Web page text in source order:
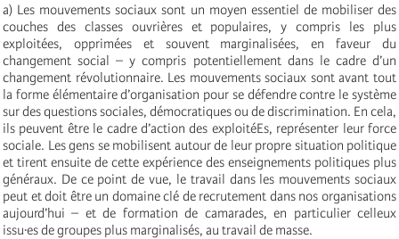
a) Les mouvements sociaux sont un moyen essentiel de mobiliser des
couches des classes ouvrières et populaires, y compris les plus
exploitées, opprimées et souvent marginalisées, en faveur du
changement social – y compris potentiellement dans le cadre d’un
changement révolutionnaire. Les mouvements sociaux sont avant tout
la forme élémentaire d’organisation pour se défendre contre le système
sur des questions sociales, démocratiques ou de discrimination. En cela,
ils peuvent être le cadre d’action des exploitéEs, représenter leur force
sociale. Les gens se mobilisent autour de leur propre situation politique
et tirent ensuite de cette expérience des enseignements politiques plus
généraux. De ce point de vue, le travail dans les mouvements sociaux
peut et doit être un domaine clé de recrutement dans nos organisations
aujourd’hui – et de formation de camarades, en particulier celleux
issu·es de groupes plus marginalisés, au travail de masse.